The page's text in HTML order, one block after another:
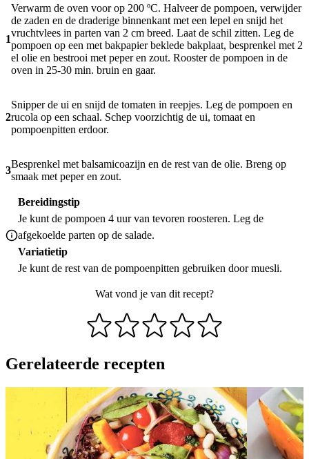
1
Verwarm de oven voor op 200 ºC. Halveer de pompoen, verwijder
de zaden en de draderige binnenkant met een lepel en snijd het
vruchtvlees in parten van 2 cm breed. Laat de schil zitten. Leg de
pompoen op een met bakpapier beklede bakplaat, besprenkel met 2
el olie en bestrooi met peper en zout. Rooster de pompoen in de
oven in 25-30 min. bruin en gaar.
2
Snipper de ui en snijd de tomaten in reepjes. Leg de pompoen en
rucola op een schaal. Schep voorzichtig de ui, tomaat en
pompoenpitten erdoor.
3
Besprenkel met balsamicoazijn en de rest van de olie. Breng op
smaak met peper en zout.
Bereidingstip
Je kunt de pompoen 4 uur van tevoren roosteren. Leg de
afgekoelde parten op de salade.
Variatietip
Je kunt de rest van de pompoenpitten gebruiken door muesli.
Wat vond je van dit recept?
Gerelateerde recepten